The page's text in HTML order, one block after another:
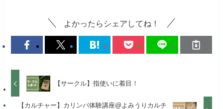
よかったらシェアしてね！
【サークル】指使いに着目！
【カルチャー】カリンバ体験講座@よみうりカルチ